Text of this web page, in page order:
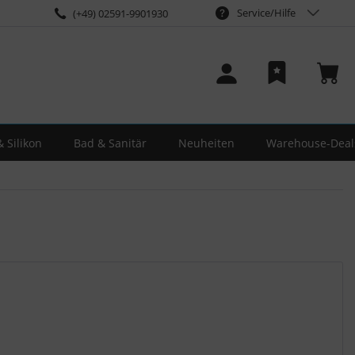
(+49) 02591-9901930 Service/Hilfe
Silikon Bad & Sanitär Neuheiten Warehouse-